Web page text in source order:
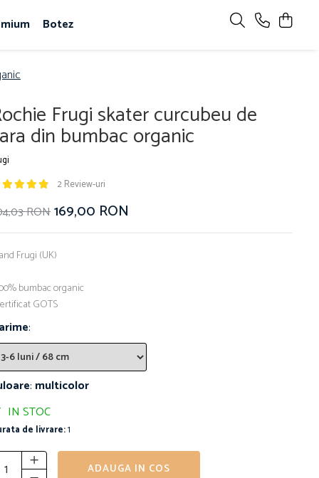
Botez
Frugi skater curcubeu de
din bumbac organic
2 Review-uri
RON169,00 RON
Frugi (UK)
bumbac organic
GOTS
:
: multicolor
IN STOC
de livrare:1
ADAUGA IN COS